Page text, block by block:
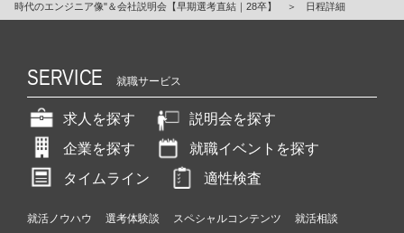
時代のエンジニア像"＆会社説明会【早期選考直結｜28卒】
＞ 日程詳細
SERVICE 就職サービス
求人を探す
説明会を探す
企業を探す
就職イベントを探す
タイムライン
適性検査
就活ノウハウ 選考体験談 スペシャルコンテンツ
就活相談